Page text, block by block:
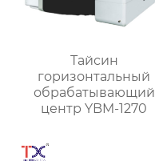
Тайсин
горизонтальный
обрабатывающий
центр YBM-1270